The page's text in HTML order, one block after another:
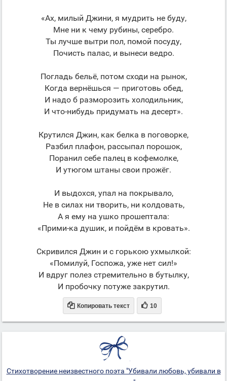
«Ах, милый Джини, я мудрить не буду,
Мне ни к чему рубины, серебро.
Ты лучше вытри пол, помой посуду,
Почисть палас, и вынеси ведро.
Погладь бельё, потом сходи на рынок,
Когда вернёшься — приготовь обед,
И надо б разморозить холодильник,
И что-нибудь придумать на десерт».
Крутился Джин, как белка в поговорке,
Разбил плафон, рассыпал порошок,
Поранил себе палец в кофемолке,
И утюгом штаны свои прожёг.
И выдохся, упал на покрывало,
Не в силах ни творить, ни колдовать,
А я ему на ушко прошептала:
«Прими-ка душик, и пойдём в кровать».
Скривился Джин и с горькою ухмылкой:
«Помилуй, Госпожа, уже нет сил!»
И вдруг полез стремительно в бутылку,
И пробочку потуже закрутил.
 Копировать текст  10
Стихотворение неизвестного поэта "Убивали любовь, убивали в